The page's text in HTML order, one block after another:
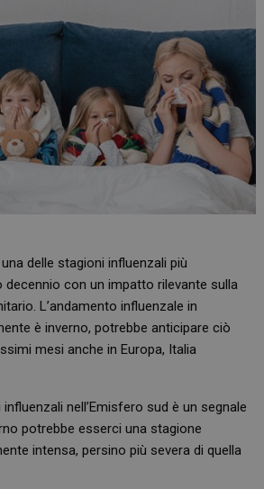
delle stagioni influenzali più
decennio con un impatto rilevante sulla
L’andamento influenzale in
è inverno, potrebbe anticipare ciò
mesi anche in Europa, Italia
nell’Emisfero sud è un segnale
potrebbe esserci una stagione
intensa, persino più severa di quella